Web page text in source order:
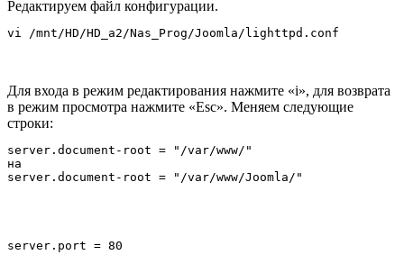
Не забудьте сменить пароль!
Редактируем файл конфигурации.
vi /mnt/HD/HD_a2/Nas_Prog/Joomla/lighttpd.conf
строки: